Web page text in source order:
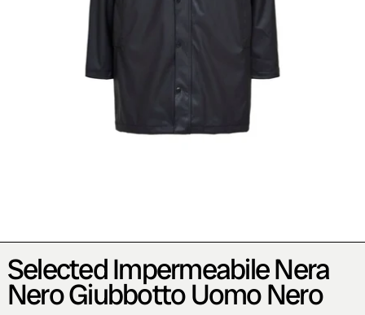
Selected Impermeabile Nera
Nero Giubbotto Uomo Nero